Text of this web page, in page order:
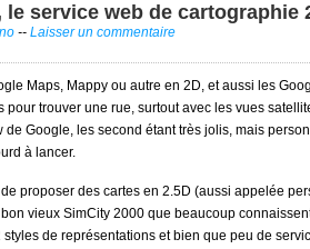
le service web de cartographie
-- Laisser un commentaire
Maps, Mappy ou autre en 2D, et aussi les
pour trouver une rue, surtout avec les vues
de Google, les second étant très jolis, mais
à lancer.
proposer des cartes en 2.5D (aussi appelée
vieux SimCity 2000 que beaucoup
de représentations et bien que peu de